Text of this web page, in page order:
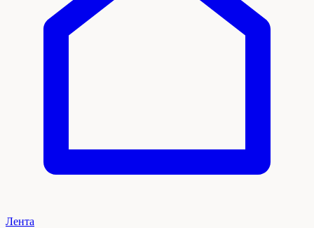
Лента